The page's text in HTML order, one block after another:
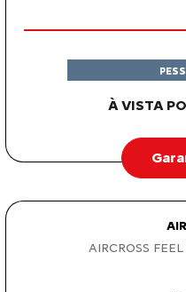
À VISTA
AIRCROSS